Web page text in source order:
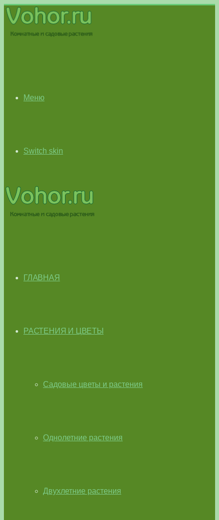
Меню
Switch skin
ГЛАВНАЯ
РАСТЕНИЯ И ЦВЕТЫ
Садовые цветы и растения
Однолетние растения
Двухлетние растения